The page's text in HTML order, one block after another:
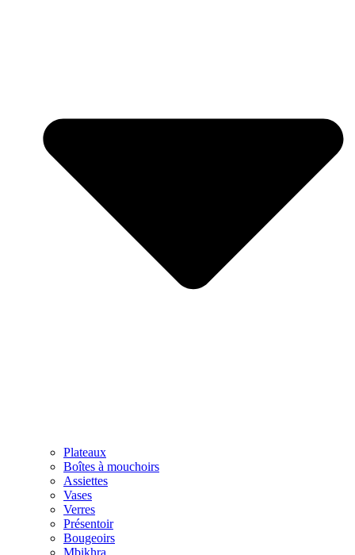
Plateaux
Boîtes à mouchoirs
Assiettes
Vases
Verres
Présentoir
Bougeoirs